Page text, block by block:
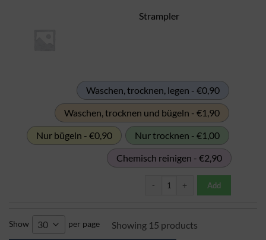
Strampler
Waschen, trocknen, legen - €0,90
Waschen, trocknen und bügeln - €1,90
Nur bügeln - €0,90
Nur trocknen - €1,00
Chemisch reinigen - €2,90
Add
Show 30 per page Showing 15 products